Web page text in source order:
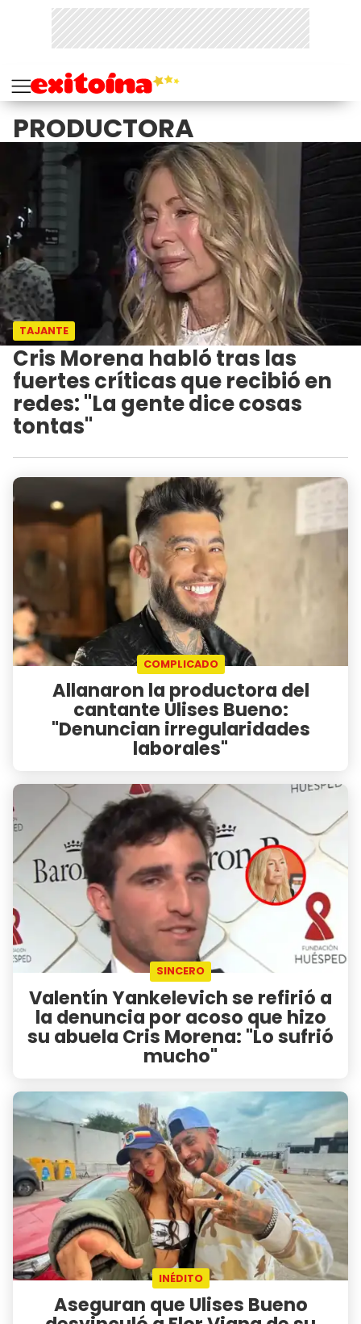
PRODUCTORA
TAJANTE
Cris Morena habló tras las
fuertes críticas que recibió en
redes: "La gente dice cosas
tontas"
COMPLICADO
Allanaron la productora del
cantante Ulises Bueno:
"Denuncian irregularidades
laborales"
SINCERO
Valentín Yankelevich se refirió a
la denuncia por acoso que hizo
su abuela Cris Morena: "Lo sufrió
mucho"
INÉDITO
Aseguran que Ulises Bueno